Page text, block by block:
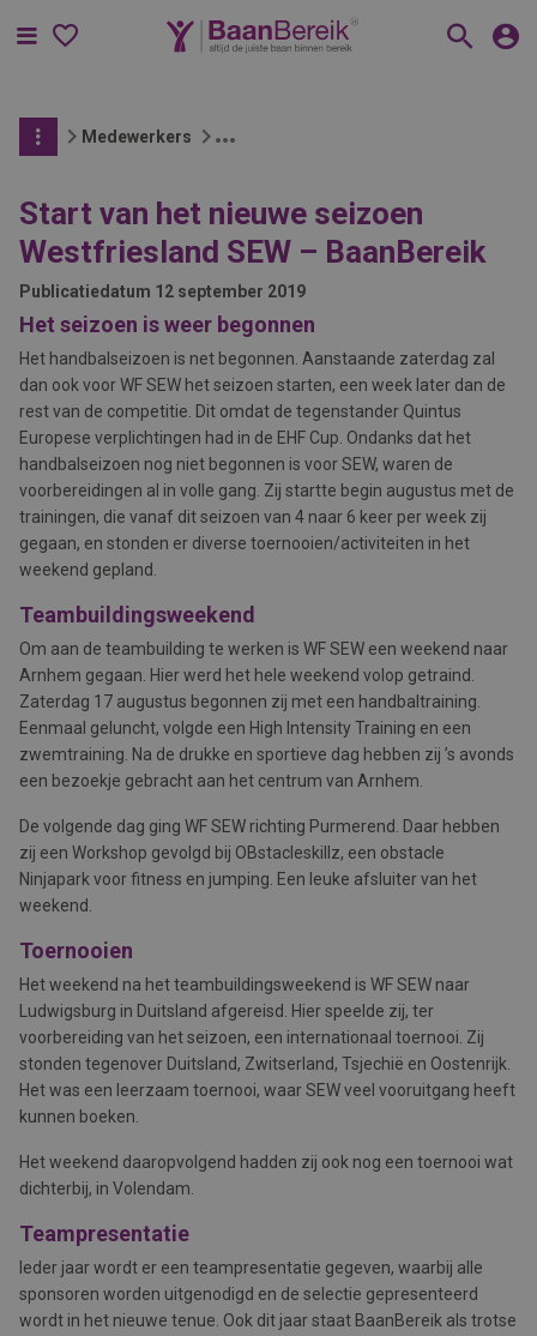
Menu
Medewerkers
Start van het nieuwe seizoen
Westfriesland SEW – BaanBereik
Publicatiedatum 12 september 2019
Het seizoen is weer begonnen
Het handbalseizoen is net begonnen. Aanstaande zaterdag zal
dan ook voor WF SEW het seizoen starten, een week later dan de
rest van de competitie. Dit omdat de tegenstander Quintus
Europese verplichtingen had in de EHF Cup. Ondanks dat het
handbalseizoen nog niet begonnen is voor SEW, waren de
voorbereidingen al in volle gang. Zij startte begin augustus met de
trainingen, die vanaf dit seizoen van 4 naar 6 keer per week zij
gegaan, en stonden er diverse toernooien/activiteiten in het
weekend gepland.
Teambuildingsweekend
Om aan de teambuilding te werken is WF SEW een weekend naar
Arnhem gegaan. Hier werd het hele weekend volop getraind.
Zaterdag 17 augustus begonnen zij met een handbaltraining.
Eenmaal geluncht, volgde een High Intensity Training en een
zwemtraining. Na de drukke en sportieve dag hebben zij ’s avonds
een bezoekje gebracht aan het centrum van Arnhem.
De volgende dag ging WF SEW richting Purmerend. Daar hebben
zij een Workshop gevolgd bij OBstacleskillz, een obstacle
Ninjapark voor fitness en jumping. Een leuke afsluiter van het
weekend.
Toernooien
Het weekend na het teambuildingsweekend is WF SEW naar
Ludwigsburg in Duitsland afgereisd. Hier speelde zij, ter
voorbereiding van het seizoen, een internationaal toernooi. Zij
stonden tegenover Duitsland, Zwitserland, Tsjechië en Oostenrijk.
Het was een leerzaam toernooi, waar SEW veel vooruitgang heeft
kunnen boeken.
Het weekend daaropvolgend hadden zij ook nog een toernooi wat
dichterbij, in Volendam.
Teampresentatie
Ieder jaar wordt er een teampresentatie gegeven, waarbij alle
sponsoren worden uitgenodigd en de selectie gepresenteerd
wordt in het nieuwe tenue. Ook dit jaar staat BaanBereik als trotse